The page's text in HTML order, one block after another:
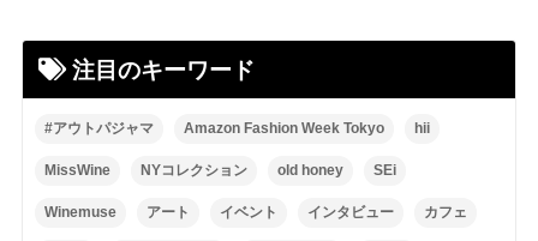
注目のキーワード
#アウトパジャマ Amazon Fashion Week Tokyo hii
MissWine NYコレクション old honey SEi
Winemuse アート イベント インタビュー カフェ